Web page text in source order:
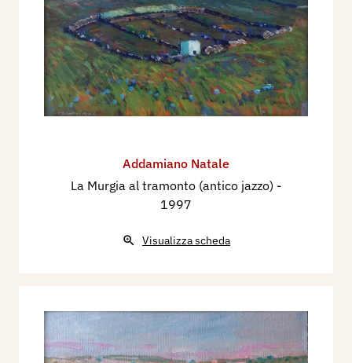
Addamiano Natale
La Murgia al tramonto (antico jazzo) -
1997
Visualizza scheda